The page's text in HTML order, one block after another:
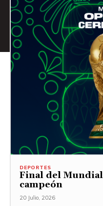
DEPORTES
Final del
campeón
20 Julio, 2026